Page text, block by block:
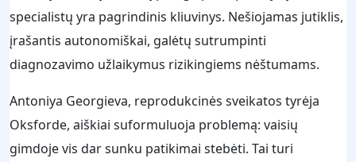
specialistų yra pagrindinis kliuvinys. Nešiojamas jutiklis,
įrašantis autonomiškai, galėtų sutrumpinti
diagnozavimo užlaikymus rizikingiems nėštumams.
Antoniya Georgieva, reprodukcinės sveikatos tyrėja
Oksforde, aiškiai suformuluoja problemą: vaisių
gimdoje vis dar sunku patikimai stebėti. Tai turi